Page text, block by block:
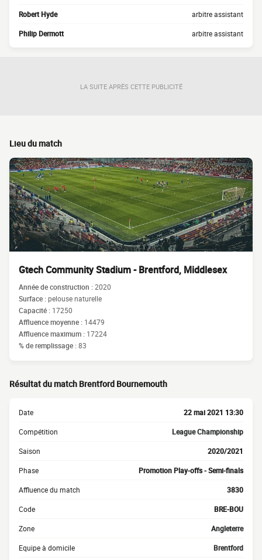
Robert Hyde arbitre assistant
Philip Dermott arbitre assistant
LA SUITE APRÈS CETTE PUBLICITÉ
Lieu du match
Gtech Community Stadium - Brentford, Middlesex
Année de construction :2020
Surface :pelouse naturelle
Capacité : 17250
Affluence moyenne : 14479
Affluence maximum : 17224
% de remplissage :83
Résultat du match Brentford Bournemouth
Date 22 mai 2021 13:30
Compétition League Championship
Saison 2020/2021
Phase Promotion Play-offs - Semi-finals
Affluence du match 3830
Code BRE-BOU
Zone Angleterre
Equipe à domicile Brentford